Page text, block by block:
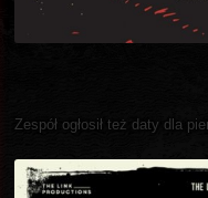
Zespół ogłosił też daty dla